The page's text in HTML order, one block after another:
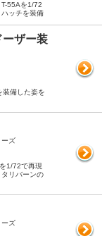
55Aを1/72
ッチを装備
ーザー装
装備した姿を
ーズ
1/72で再現
リバーンの
ーズ